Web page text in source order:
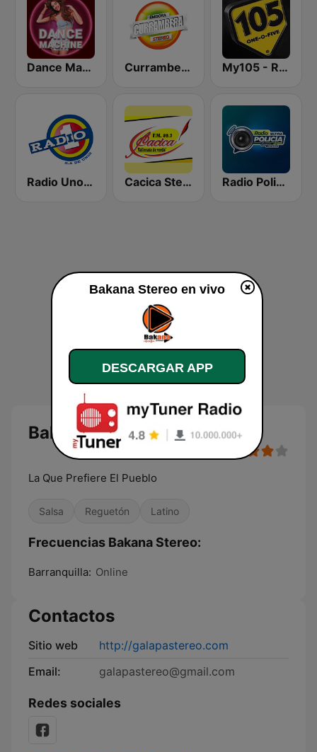
Dance Machine Currambera Stereo My105 - Ritmo Latino
Radio Uno Buenaventura Cacica Stereo Radio Policía Sincelejo
Bakana Stereo en vivo
La Que Prefiere El Pueblo
Salsa Reguetón Latino
Frecuencias Bakana Stereo:
Barranquilla: Online
Contactos
Sitio web
http://galapastereo.com
Email:
galapastereo@gmail.com
Redes sociales
Bakana Stereo en vivo
DESCARGAR APP